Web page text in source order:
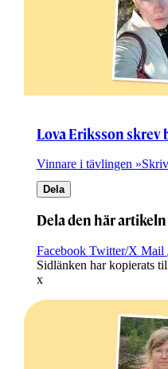
Lova Eriksson skrev
Vinnare i tävlingen
Dela
Dela den här artikeln
Facebook Twitter/X Mail
Sidlänken har kopierats
x